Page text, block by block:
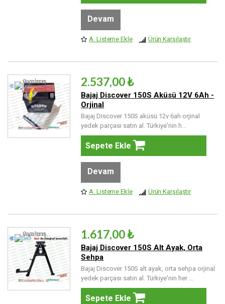
Devam
A. Listeme Ekle Ürün Karşılaştır
2.537,00 ₺
Bajaj Discover 150S Aküsü 12V 6Ah -
Orjinal
Bajaj Discover 150S aküsü 12v 6ah orjinal
yedek parçası satın al. Türkiye'nin h...
Sepete Ekle
Devam
A. Listeme Ekle Ürün Karşılaştır
1.617,00 ₺
Bajaj Discover 150S Alt Ayak, Orta
Sehpa
Bajaj Discover 150S alt ayak, orta sehpa orjinal
yedek parçası satın al. Türkiye'nin her ...
Sepete Ekle